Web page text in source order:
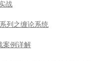
战
列之缠论系统
案例详解